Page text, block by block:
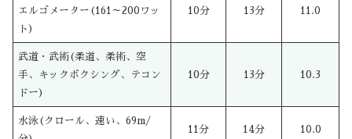
エルゴメーター(161～200ワッ
ト)
10分 13分 11.0
武道・武術(柔道、柔術、空
手、キックボクシング、テコン
ドー)
10分 13分 10.3
水泳(クロール、速い、69m/
11分 14分 10.0